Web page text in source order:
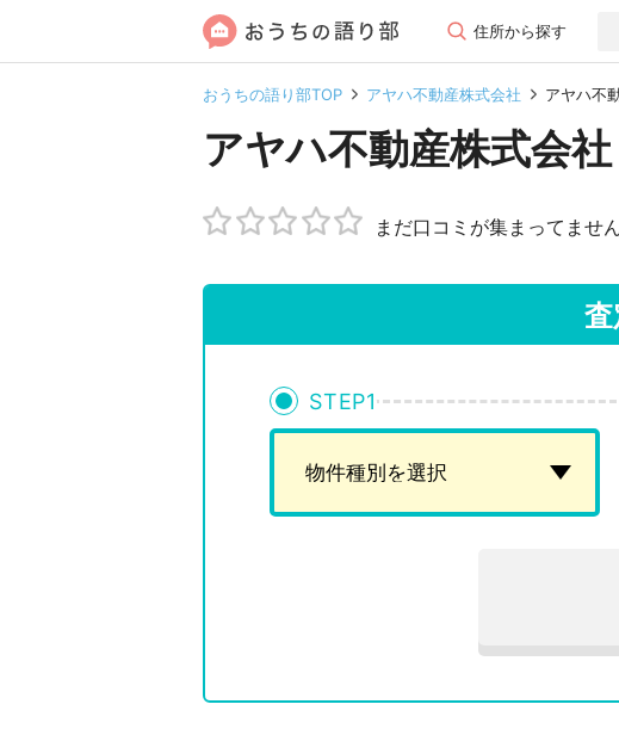
住所から探す
おうちの語り部TOP アヤハ不動産株式会社 アヤハ不
アヤハ不動産株式会
まだ口コミが集まってませ
STEP1